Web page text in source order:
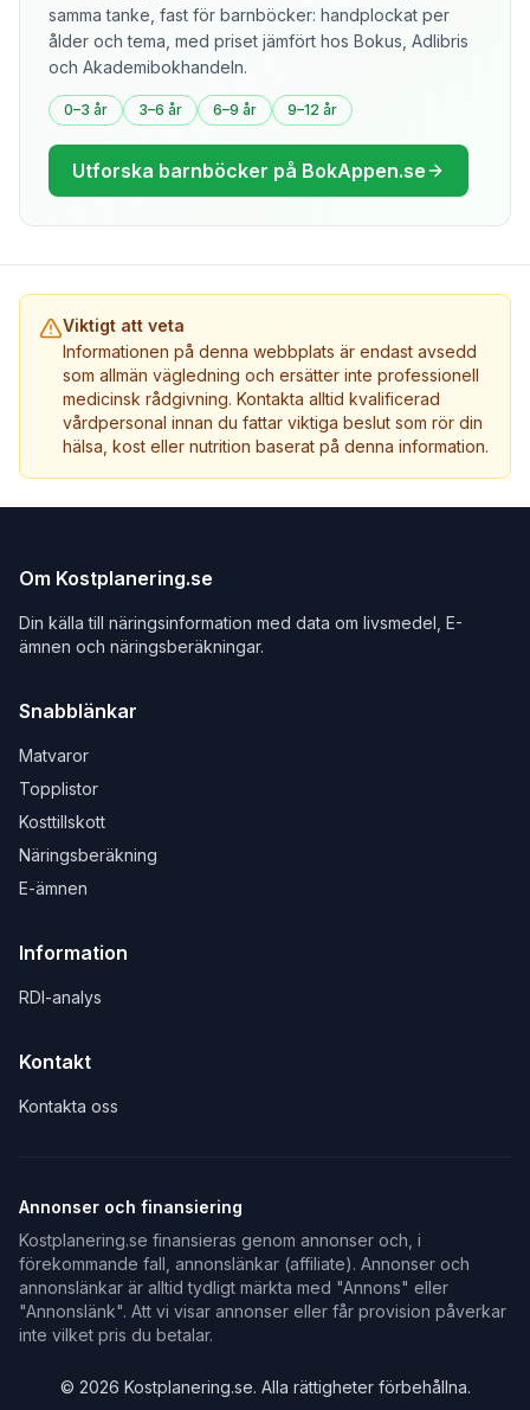
samma tanke, fast för barnböcker: handplockat per
ålder och tema, med priset jämfört hos Bokus, Adlibris
och Akademibokhandeln.
0–3 år 3–6 år 6–9 år 9–12 år
Utforska barnböcker på BokAppen.se
Viktigt att veta
Informationen på denna webbplats är endast avsedd
som allmän vägledning och ersätter inte professionell
medicinsk rådgivning. Kontakta alltid kvalificerad
vårdpersonal innan du fattar viktiga beslut som rör din
hälsa, kost eller nutrition baserat på denna information.
Om Kostplanering.se
Din källa till näringsinformation med data om livsmedel, E-
ämnen och näringsberäkningar.
Snabblänkar
Matvaror
Topplistor
Kosttillskott
Näringsberäkning
E-ämnen
Information
RDI-analys
Kontakt
Kontakta oss
Annonser och finansiering
Kostplanering.se finansieras genom annonser och, i
förekommande fall, annonslänkar (affiliate). Annonser och
annonslänkar är alltid tydligt märkta med "Annons" eller
"Annonslänk". Att vi visar annonser eller får provision påverkar
inte vilket pris du betalar.
© 2026 Kostplanering.se. Alla rättigheter förbehållna.